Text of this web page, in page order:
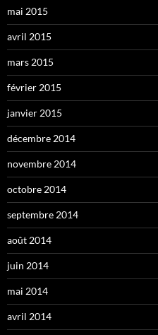
mai 2015
avril 2015
mars 2015
février 2015
janvier 2015
décembre 2014
novembre 2014
octobre 2014
septembre 2014
août 2014
juin 2014
mai 2014
avril 2014